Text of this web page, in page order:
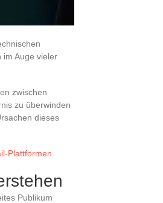
im Auge vieler
zwischen
zu überwinden
dieses
Plattformen
Publikum